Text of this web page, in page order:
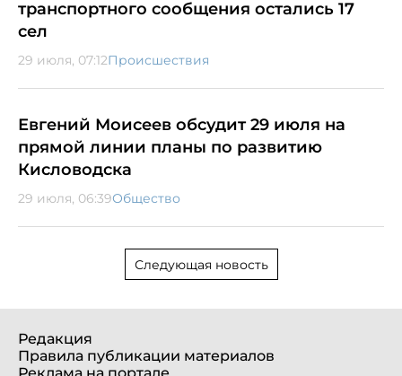
транспортного сообщения остались 17
сел
29 июля, 07:12Происшествия
Евгений Моисеев обсудит 29 июля на
прямой линии планы по развитию
Кисловодска
29 июля, 06:39Общество
Следующая новость
Редакция
Правила публикации материалов
Реклама на портале